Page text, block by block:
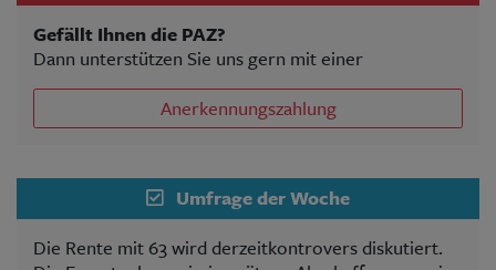
Gefällt Ihnen die PAZ?
Dann unterstützen Sie uns gern mit einer
Anerkennungszahlung
Umfrage der Woche
Die Rente mit 63 wird derzeitkontrovers diskutiert.